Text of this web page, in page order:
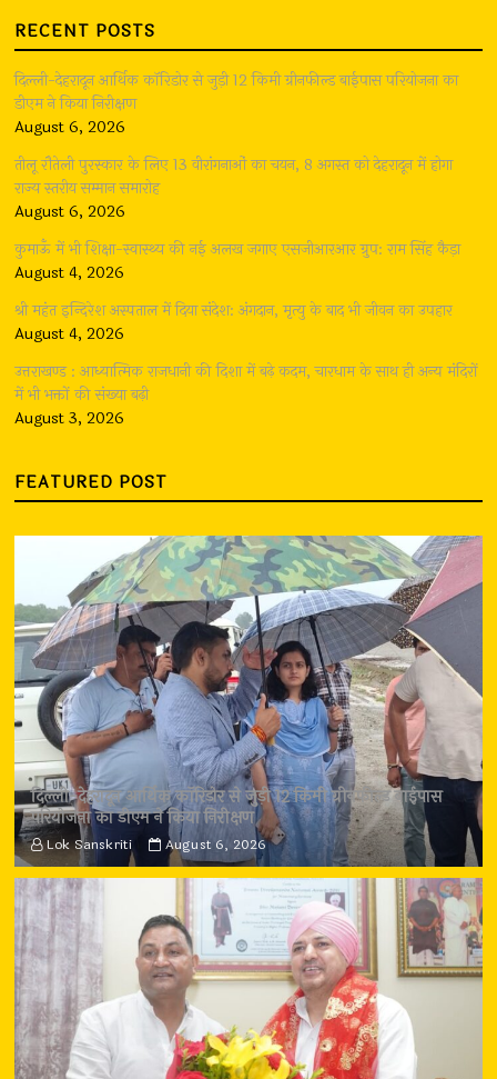
RECENT POSTS
दिल्ली-देहरादून आर्थिक कॉरिडोर से जुड़ी 12 किमी ग्रीनफील्ड बाईपास परियोजना का
डीएम ने किया निरीक्षण
August 6, 2026
तीलू रौतेली पुरस्कार के लिए 13 वीरांगनाओं का चयन, 8 अगस्त को देहरादून में होगा
राज्य स्तरीय सम्मान समारोह
August 6, 2026
कुमाऊँ में भी शिक्षा-स्वास्थ्य की नई अलख जगाए एसजीआरआर ग्रुप: राम सिंह कैड़ा
August 4, 2026
श्री महंत इन्दिरेश अस्पताल में दिया संदेश: अंगदान, मृत्यु के बाद भी जीवन का उपहार
August 4, 2026
उत्तराखण्ड : आध्यात्मिक राजधानी की दिशा में बढ़े कदम, चारधाम के साथ ही अन्य मंदिरों
में भी भक्तों की संख्या बढ़ी
August 3, 2026
FEATURED POST
दिल्ली-देहरादून आर्थिक कॉरिडोर से जुड़ी 12 किमी ग्रीनफील्ड बाईपास
परियोजना का डीएम ने किया निरीक्षण
Lok Sanskriti August 6, 2026